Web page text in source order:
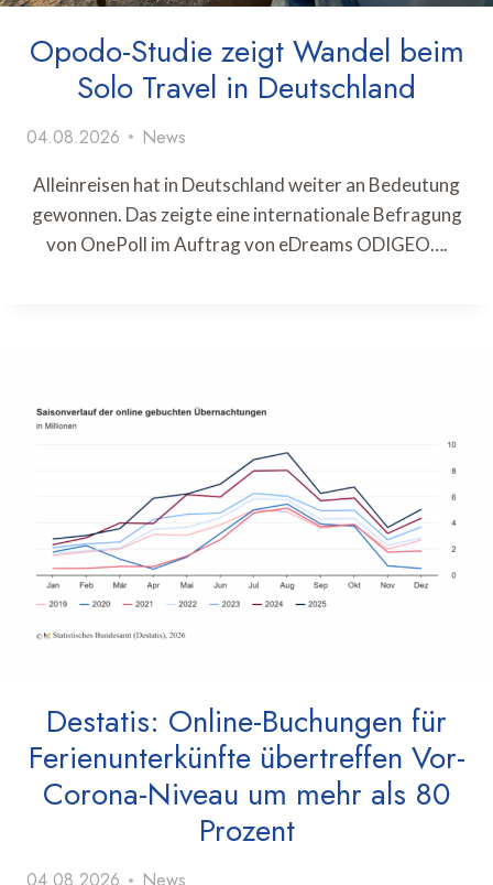
Opodo-Studie zeigt Wandel beim
Solo Travel in Deutschland
04.08.2026 News
Alleinreisen hat in Deutschland weiter an Bedeutung
gewonnen. Das zeigte eine internationale Befragung
von OnePoll im Auftrag von eDreams ODIGEO….
Destatis: Online-Buchungen für
Ferienunterkünfte übertreffen Vor-
Corona-Niveau um mehr als 80
Prozent